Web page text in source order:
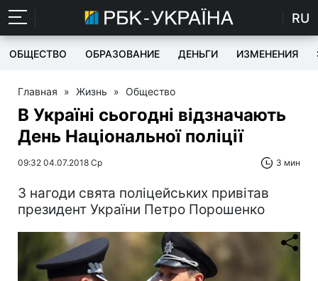
RU
ОБЩЕСТВО ОБРАЗОВАНИЕ ДЕНЬГИ ИЗМЕНЕНИЯ
Главная » Жизнь » Общество
В Україні сьогодні відзначають
День Національної поліції
09:32 04.07.2018 Ср 3 мин
З нагоди свята поліцейських привітав
президент України Петро Порошенко